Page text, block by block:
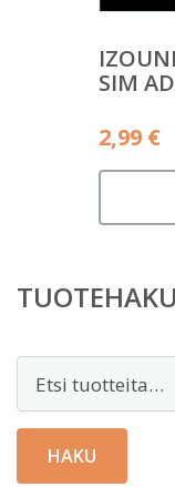
SIM
2,99 €
TUOTEHAKU
HAKU